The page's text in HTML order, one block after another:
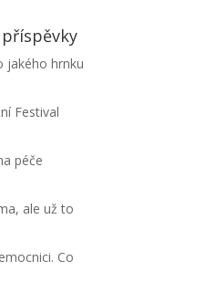
jakého hrnku
Festival
péče
ale už to
Co